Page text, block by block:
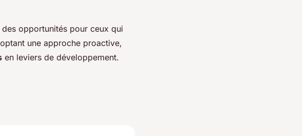
des opportunités pour ceux qui
une approche proactive,
en leviers de développement.